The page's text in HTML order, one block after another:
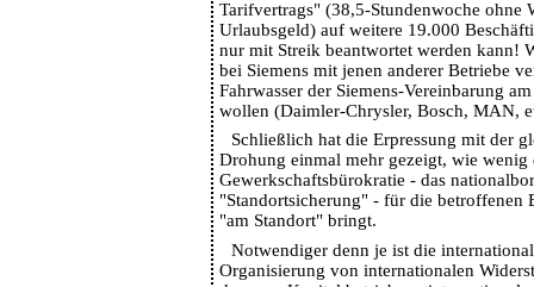
Tarifvertrags" (38,5-Stundenwoche ohne
Urlaubsgeld) auf weitere 19.000
nur mit Streik beantwortet werden kann!
bei Siemens mit jenen anderer Betriebe
Fahrwasser der Siemens-Vereinbarung
wollen (Daimler-Chrysler, Bosch, MAN,
Schließlich hat die Erpressung mit der
Drohung einmal mehr gezeigt, wie
Gewerkschaftsbürokratie - das
"Standortsicherung" - für die betroffenen
"am Standort" bringt.
Notwendiger denn je ist die
Organisierung von internationalen